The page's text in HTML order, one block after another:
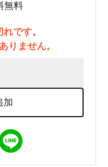
無料
です。
りません。
加